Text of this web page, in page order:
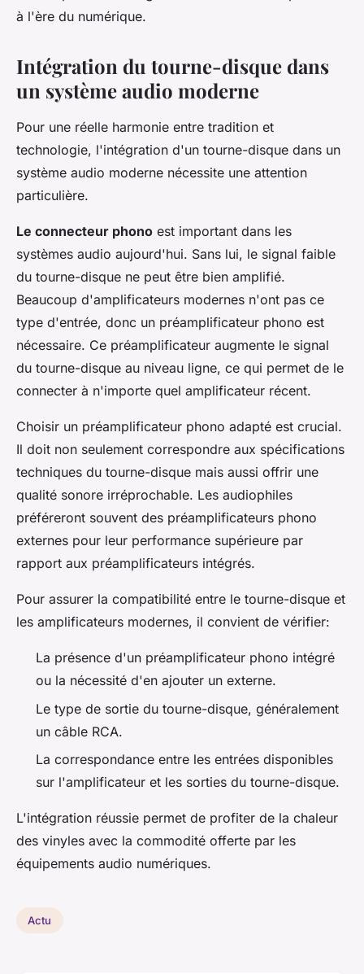
à l'ère du numérique.
Intégration du tourne-disque dans
un système audio moderne
Pour une réelle harmonie entre tradition et
technologie, l'intégration d'un tourne-disque dans un
système audio moderne nécessite une attention
particulière.
Le connecteur phono est important dans les
systèmes audio aujourd'hui. Sans lui, le signal faible
du tourne-disque ne peut être bien amplifié.
Beaucoup d'amplificateurs modernes n'ont pas ce
type d'entrée, donc un préamplificateur phono est
nécessaire. Ce préamplificateur augmente le signal
du tourne-disque au niveau ligne, ce qui permet de le
connecter à n'importe quel amplificateur récent.
Choisir un préamplificateur phono adapté est crucial.
Il doit non seulement correspondre aux spécifications
techniques du tourne-disque mais aussi offrir une
qualité sonore irréprochable. Les audiophiles
préféreront souvent des préamplificateurs phono
externes pour leur performance supérieure par
rapport aux préamplificateurs intégrés.
Pour assurer la compatibilité entre le tourne-disque et
les amplificateurs modernes, il convient de vérifier:
La présence d'un préamplificateur phono intégré
ou la nécessité d'en ajouter un externe.
Le type de sortie du tourne-disque, généralement
un câble RCA.
La correspondance entre les entrées disponibles
sur l'amplificateur et les sorties du tourne-disque.
L'intégration réussie permet de profiter de la chaleur
des vinyles avec la commodité offerte par les
équipements audio numériques.
Actu